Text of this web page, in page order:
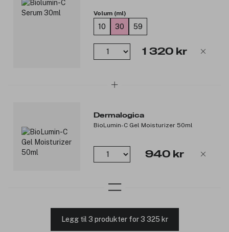
Volum (ml)
10 30 59
1 320 kr
Dermalogica
BioLumin-C Gel Moisturizer 50ml
940 kr
Legg til 3 produkter for 3 325 kr